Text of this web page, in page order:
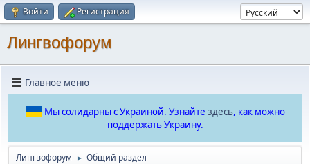
Войти Регистрация
Лингвофорум
Главное меню
Мы солидарны с Украиной. Узнайте здесь, как можно
поддержать Украину.
Лингвофорум ► Общий раздел